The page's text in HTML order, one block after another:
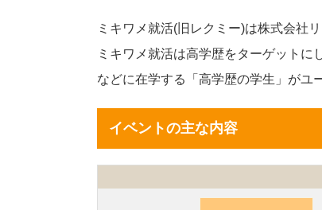
ミキワメ就活(旧レクミー)は株式会社
ミキワメ就活は高学歴をターゲット
などに在学する「高学歴の学生」がユ
イベントの主な内容